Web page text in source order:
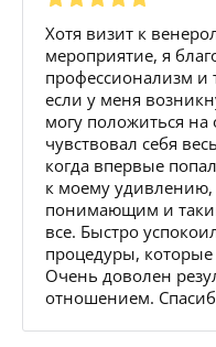
Хотя визит к
мероприятие, я
профессионализм и
если у меня
могу положиться на
чувствовал себя
когда впервые
к моему удивлению,
понимающим и
все. Быстро
процедуры,
Очень доволен
отношением.